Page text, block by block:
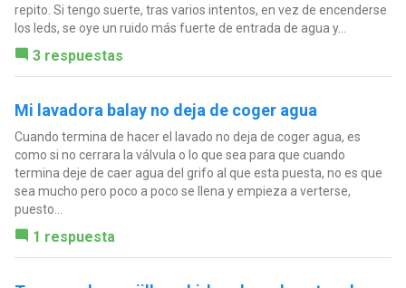
repito. Si tengo suerte, tras varios intentos, en vez de encenderse
los leds, se oye un ruido más fuerte de entrada de agua y...
3 respuestas
Mi lavadora balay no deja de coger agua
Cuando termina de hacer el lavado no deja de coger agua, es
como si no cerrara la válvula o lo que sea para que cuando
termina deje de caer agua del grifo al que esta puesta, no es que
sea mucho pero poco a poco se llena y empieza a verterse,
puesto...
1 respuesta